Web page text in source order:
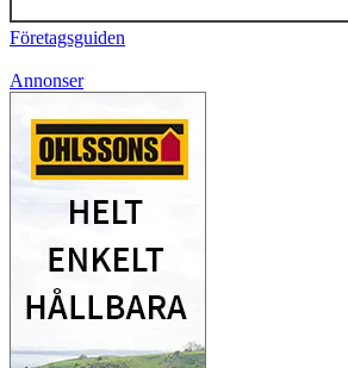
Företagsguiden
Annonser